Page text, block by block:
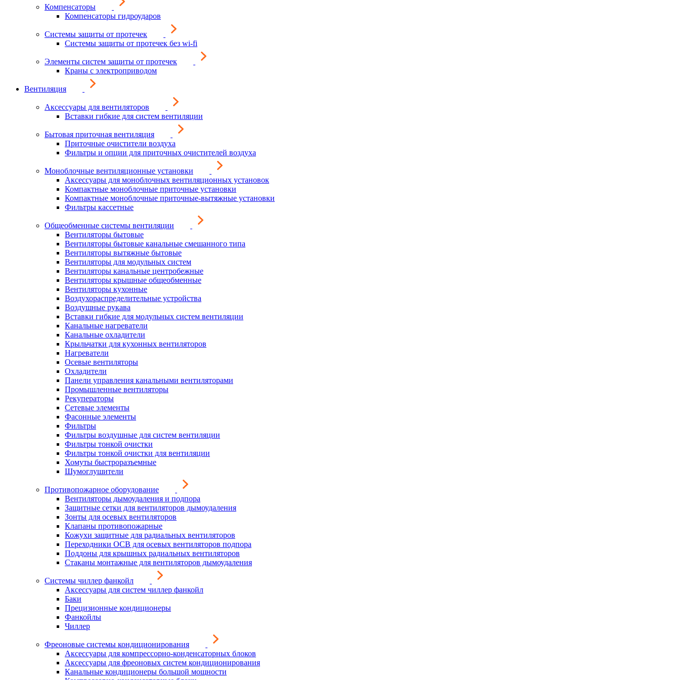
Компенсаторы
Компенсаторы гидроударов
Системы защиты от протечек
Системы защиты от протечек без wi-fi
Элементы систем защиты от протечек
Краны с электроприводом
Вентиляция
Аксессуары для вентиляторов
Вставки гибкие для систем вентиляции
Бытовая приточная вентиляция
Приточные очистители воздуха
Фильтры и опции для приточных очистителей воздуха
Моноблочные вентиляционные установки
Аксессуары для моноблочных вентиляционных установок
Компактные моноблочные приточные установки
Компактные моноблочные приточные-вытяжные установки
Фильтры кассетные
Общеобменные системы вентиляции
Вентиляторы бытовые
Вентиляторы бытовые канальные смешанного типа
Вентиляторы вытяжные бытовые
Вентиляторы для модульных систем
Вентиляторы канальные центробежные
Вентиляторы крышные общеобменные
Вентиляторы кухонные
Воздухораспределительные устройства
Воздушные рукава
Вставки гибкие для модульных систем вентиляции
Канальные нагреватели
Канальные охладители
Крыльчатки для кухонных вентиляторов
Нагреватели
Осевые вентиляторы
Охладители
Панели управления канальными вентиляторами
Промышленные вентиляторы
Рекуператоры
Сетевые элементы
Фасонные элементы
Фильтры
Фильтры воздушные для систем вентиляции
Фильтры тонкой очистки
Фильтры тонкой очистки для вентиляции
Хомуты быстроразъемные
Шумоглушители
Противопожарное оборудование
Вентиляторы дымоудаления и подпора
Защитные сетки для вентиляторов дымоудаления
Зонты для осевых вентиляторов
Клапаны противопожарные
Кожухи защитные для радиальных вентиляторов
Переходники ОСВ для осевых вентиляторов подпора
Поддоны для крышных радиальных вентиляторов
Стаканы монтажные для вентиляторов дымоудаления
Системы чиллер фанкойл
Аксессуары для систем чиллер фанкойл
Баки
Прецизионные кондиционеры
Фанкойлы
Чиллер
Фреоновые системы кондиционирования
Аксессуары для компрессорно-конденсаторных блоков
Аксессуары для фреоновых систем кондиционирования
Канальные кондиционеры большой мощности